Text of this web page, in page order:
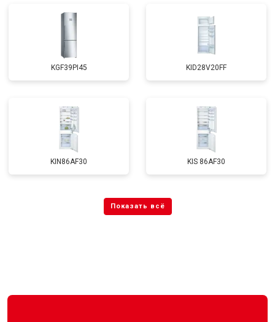
KGF39PI45 KID28V20FF
KIN86AF30 KIS 86AF30